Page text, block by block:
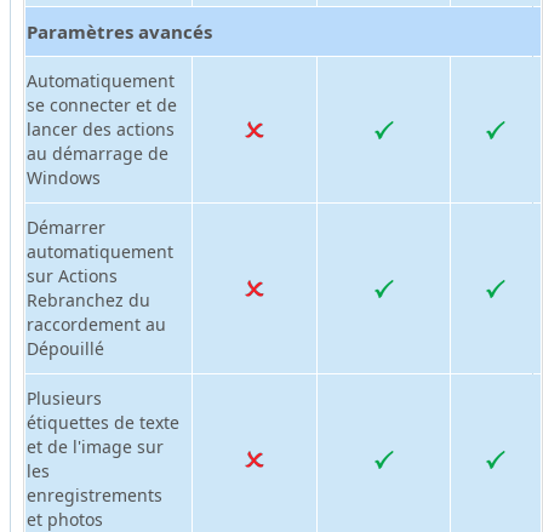
Paramètres avancés
Automatiquement
se connecter et de
lancer des actions
au démarrage de
Windows
Démarrer
automatiquement
sur Actions
Rebranchez du
raccordement au
Dépouillé
Plusieurs
étiquettes de texte
et de l'image sur
les
enregistrements
et photos